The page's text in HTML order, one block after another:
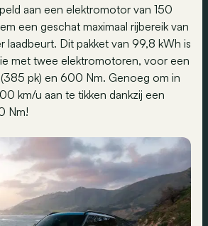
aan een elektromotor van 150
een geschat maximaal rijbereik van
laadbeurt. Dit pakket van 99,8 kWh is
met twee elektromotoren, voor een
pk) en 600 Nm. Genoeg om in
km/u aan te tikken dankzij een
Nm!